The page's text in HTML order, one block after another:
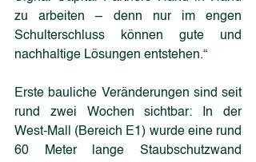
zu arbeiten – denn nur im engen
Schulterschluss können gute und
nachhaltige Lösungen entstehen.“
Erste bauliche Veränderungen sind seit
rund zwei Wochen sichtbar: In der
West-Mall (Bereich E1) wurde eine rund
60 Meter lange Staubschutzwand